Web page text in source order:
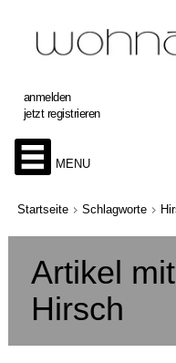
anmelden
jetzt registrieren
MENU
Startseite Schlagworte
Artikel
Hirsch